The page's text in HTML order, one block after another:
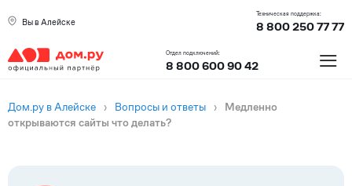
Вы в Алейске
Техническая поддержка:
8 800 250 77 77
Отдел подключений:
8 800 600 90 42 ≡
Дом.ру в Алейске › Вопросы и ответы ›
Медленно
открываются сайты что делать?